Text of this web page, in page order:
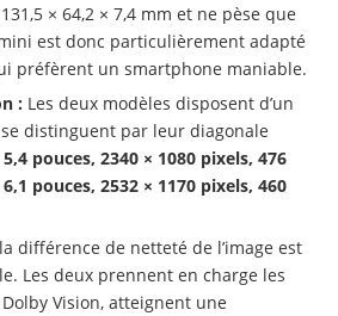
× 64,2 × 7,4 mm et ne pèse que
est donc particulièrement adapté
préfèrent un smartphone maniable.
: Les deux modèles disposent d’un
se distinguent par leur diagonale
pouces, 2340 × 1080 pixels, 476
pouces, 2532 × 1170 pixels, 460
différence de netteté de l’image est
Les deux prennent en charge les
Vision, atteignent une